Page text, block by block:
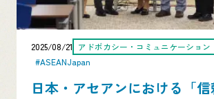
2025/08/21 アドボカシー・コミュニケーション
#ASEANJapan
日本・アセアンにおける「